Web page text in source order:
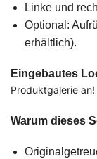
Linke und
Optional:
erhältlich).
Eingebautes
Produktgalerie an!
Warum dieses